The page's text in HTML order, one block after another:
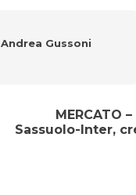
Andrea Gussoni
MERCATO
Sassuolo-Inter,